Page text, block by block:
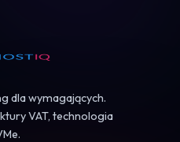
dla wymagających.
VAT, technologia